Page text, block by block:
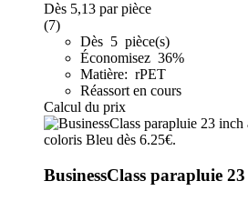
Dès 5,13 par pièce
(7)
Dès 5 pièce(s)
Économisez 36%
Matière: rPET
Réassort en cours
Calcul du prix
BusinessClass parapluie